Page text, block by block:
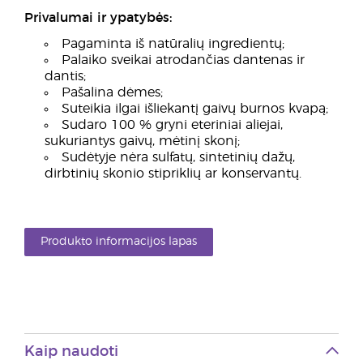
Privalumai ir ypatybės:
Pagaminta iš natūralių ingredientų;
Palaiko sveikai atrodančias dantenas ir
dantis;
Pašalina dėmes;
Suteikia ilgai išliekantį gaivų burnos kvapą;
Sudaro 100 % gryni eteriniai aliejai,
sukuriantys gaivų, mėtinį skonį;
Sudėtyje nėra sulfatų, sintetinių dažų,
dirbtinių skonio stipriklių ar konservantų.
Produkto informacijos lapas
Kaip naudoti